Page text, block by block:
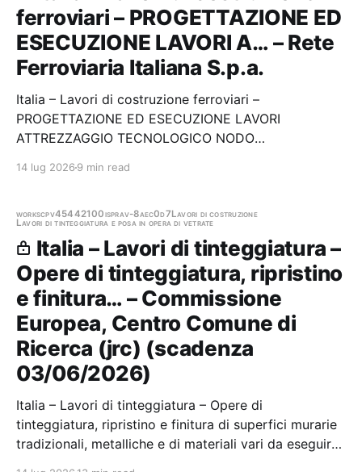
ferroviari – PROGETTAZIONE ED
ESECUZIONE LAVORI A… – Rete
Ferroviaria Italiana S.p.a.
Italia – Lavori di costruzione ferroviari –
PROGETTAZIONE ED ESECUZIONE LAVORI
ATTREZZAGGIO TECNOLOGICO NODO
Ferroviaria Italiana S.p.a. Gara aggiudicata
14 lug 2026 9 min read
workscpv45442100isprav-8aec0d7Lavori di costruzione
Lavori di tinteggiatura e posa in opera di vetrate
Italia – Lavori di tinteggiatura –
Opere di tinteggiatura, ripristino
e finitura… – Commissione
Europea, Centro Comune di
Ricerca (jrc) (scadenza
03/06/2026)
Italia – Lavori di tinteggiatura – Opere di
tinteggiatura, ripristino e finitura di superfici murarie
tradizionali, metalliche e di materiali vari da eseguirsi